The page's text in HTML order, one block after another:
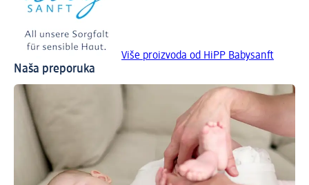
Više proizvoda od HiPP Babysanft
Naša preporuka